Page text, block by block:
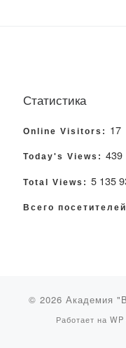
Статистика
Online Visitors: 17
Today's Views: 439
Total Views: 5 135
Всего
© 2026 Академия
Работает на WP